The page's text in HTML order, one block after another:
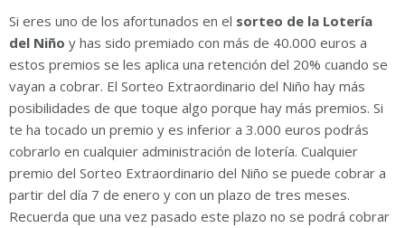
Si eres uno de los afortunados en el sorteo de la Lotería
del Niño y has sido premiado con más de 40.000 euros a
estos premios se les aplica una retención del 20% cuando se
vayan a cobrar. El Sorteo Extraordinario del Niño hay más
posibilidades de que toque algo porque hay más premios. Si
te ha tocado un premio y es inferior a 3.000 euros podrás
cobrarlo en cualquier administración de lotería. Cualquier
premio del Sorteo Extraordinario del Niño se puede cobrar a
partir del día 7 de enero y con un plazo de tres meses.
Recuerda que una vez pasado este plazo no se podrá cobrar